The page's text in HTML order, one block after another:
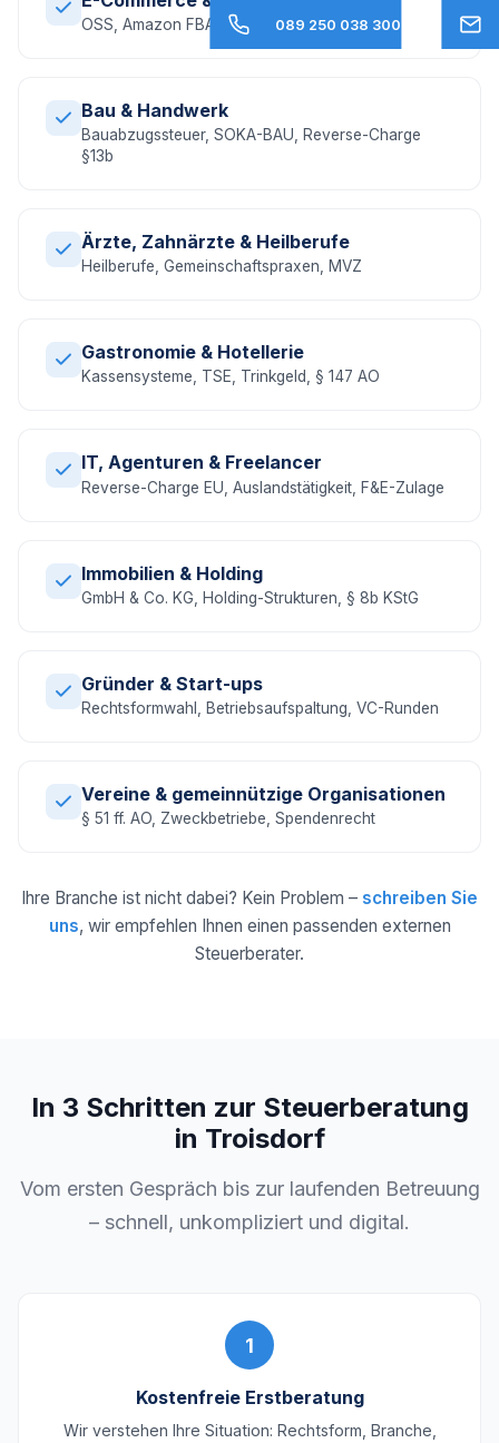
OSS, Amazon FBA, EU-Umsatzsteuer, DAC7
Bau & Handwerk
Bauabzugssteuer, SOKA-BAU, Reverse-Charge
§13b
Ärzte, Zahnärzte & Heilberufe
Heilberufe, Gemeinschaftspraxen, MVZ
Gastronomie & Hotellerie
Kassensysteme, TSE, Trinkgeld, § 147 AO
IT, Agenturen & Freelancer
Reverse-Charge EU, Auslandstätigkeit, F&E-Zulage
Immobilien & Holding
GmbH & Co. KG, Holding-Strukturen, § 8b KStG
Gründer & Start-ups
Rechtsformwahl, Betriebsaufspaltung, VC-Runden
Vereine & gemeinnützige Organisationen
§ 51 ff. AO, Zweckbetriebe, Spendenrecht
Ihre Branche ist nicht dabei? Kein Problem – schreiben Sie
uns, wir empfehlen Ihnen einen passenden externen
Steuerberater.
In 3 Schritten zur Steuerberatung
in Troisdorf
Vom ersten Gespräch bis zur laufenden Betreuung
– schnell, unkompliziert und digital.
1
Kostenfreie Erstberatung
Wir verstehen Ihre Situation: Rechtsform, Branche,
089 250 038 300